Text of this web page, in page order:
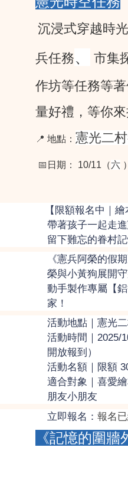
沉浸式穿越時
兵任務、
市集
作坊等任務等
量好禮，等你來
📍 地點： 憲光二
📅 日期 ： 10/11（六
【限額報名中｜
帶著孩子一起走
留下難忘的眷村記
《憲兵阿榮的假
榮與小黃狗展開
動手製作專屬【
家！
活動地點｜憲光
活動時間｜2025/
開放報到）
活動名額｜限額
適合對象｜喜愛
朋友小朋友
立即報名： 報名
《記憶的圍牆